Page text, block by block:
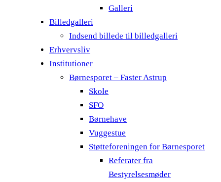
Galleri
Billedgalleri
Indsend billede til billedgalleri
Erhvervsliv
Institutioner
Børnesporet – Faster Astrup
Skole
SFO
Børnehave
Vuggestue
Støtteforeningen for Børnesporet
Referater fra
Bestyrelsesmøder